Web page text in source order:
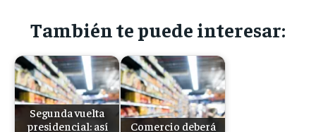
También te puede interesar:
Segunda vuelta
presidencial: así
Comercio deberá